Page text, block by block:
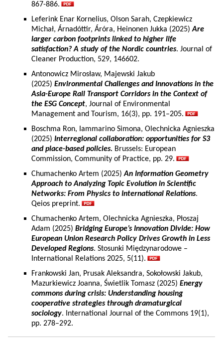
867-886.
Leferink Enar Kornelius, Olson Sarah, Czepkiewicz
Michał, Árnadóttir, Áróra, Heinonen Jukka (2025)Are
larger carbon footprints linked to higher life
satisfaction? A study of the Nordic countries. Journal of
Cleaner Production, 529, 146602.
Antonowicz Mirosław, Majewski Jakub
(2025) Environmental Challenges and Innovations in the
Asia-Europe Rail Transport Corridors in the Context of
the ESG Concept, Journal of Environmental
Management and Tourism, 16(3), pp. 191–205.
Boschma Ron, Iammarino Simona, Olechnicka Agnieszka
(2025) Interregional collaboration: opportunities for S3
and place-based policies. Brussels: European
Commission, Community of Practice, pp. 29.
Chumachenko Artem (2025)An Information Geometry
Approach to Analyzing Topic Evolution in Scientific
Networks: From Physics to International Relations.
Qeios preprint.
Chumachenko Artem, Olechnicka Agnieszka, Płoszaj
Adam (2025) Bridging Europe’s Innovation Divide: How
European Union Research Policy Drives Growth in Less
Developed Regions. Stosunki Międzynarodowe –
International Relations 2025, 5(11).
Frankowski Jan, Prusak Aleksandra, Sokołowski Jakub,
Mazurkiewicz Joanna, Świetlik Tomasz (2025) Energy
commons during crisis: Understanding housing
cooperative strategies through dramaturgical
sociology. International Journal of the Commons 19(1),
pp. 278–292.